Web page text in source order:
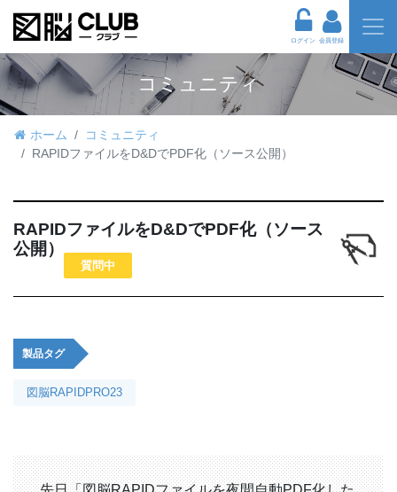
ログイン 会員登録
コミュニティ
ホーム
コミュニティ
RAPIDファイルをD&DでPDF化（ソース公開）
RAPIDファイルをD&DでPDF化（ソース
公開）
質問中
製品タグ
図脳RAPIDPRO23